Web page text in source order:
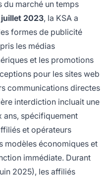
du marché un temps
juillet 2023, la KSA a
formes de publicité
les médias
et les promotions
pour les sites web
communications directes
interdiction incluait une
ans, spécifiquement
et opérateurs
modèles économiques et
immédiate. Durant
2025), les affiliés